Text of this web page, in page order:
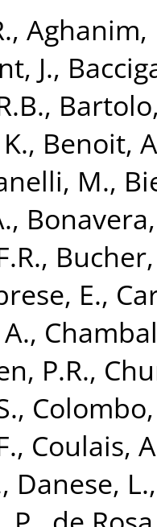
, Aghanim,
J.,
,
, Benoit,
M.,
,
,
E.,
,
P.R.,
,
, Coulais,
, Danese, L.